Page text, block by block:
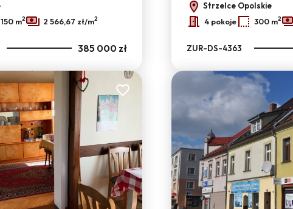
150 m2 2 566,67 zł/m2
385 000 zł
Strzelce Opolskie
4 pokoje
300 m2
ZUR-DS-4363
Dodaj do ulubionych